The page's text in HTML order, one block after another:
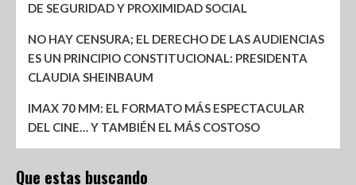
DE SEGURIDAD Y PROXIMIDAD SOCIAL
NO HAY CENSURA; EL DERECHO DE LAS AUDIENCIAS
ES UN PRINCIPIO CONSTITUCIONAL: PRESIDENTA
CLAUDIA SHEINBAUM
IMAX 70 MM: EL FORMATO MÁS ESPECTACULAR
DEL CINE… Y TAMBIÉN EL MÁS COSTOSO
Que estas buscando